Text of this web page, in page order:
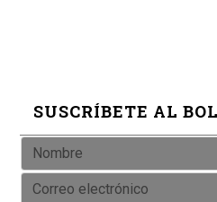
SUSCRÍBETE AL